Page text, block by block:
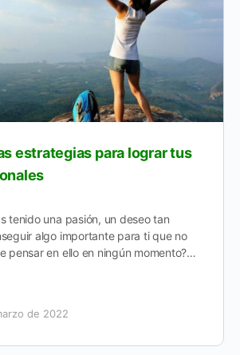
estrategias para lograr tus
tenido una pasión, un deseo tan
algo importante para ti que no
pensar en ello en ningún momento?…
de 2022